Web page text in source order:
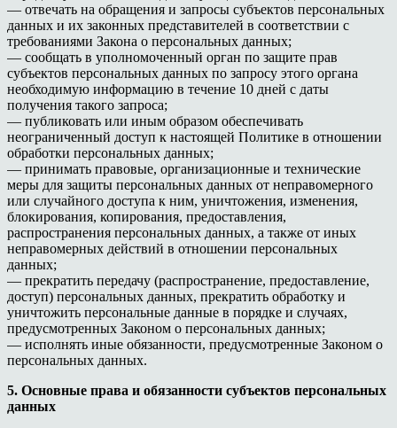
— отвечать на обращения и запросы субъектов персональных
данных и их законных представителей в соответствии с
требованиями Закона о персональных данных;
— сообщать в уполномоченный орган по защите прав
субъектов персональных данных по запросу этого органа
необходимую информацию в течение 10 дней с даты
получения такого запроса;
— публиковать или иным образом обеспечивать
неограниченный доступ к настоящей Политике в отношении
обработки персональных данных;
— принимать правовые, организационные и технические
меры для защиты персональных данных от неправомерного
или случайного доступа к ним, уничтожения, изменения,
блокирования, копирования, предоставления,
распространения персональных данных, а также от иных
неправомерных действий в отношении персональных
данных;
— прекратить передачу (распространение, предоставление,
доступ) персональных данных, прекратить обработку и
уничтожить персональные данные в порядке и случаях,
предусмотренных Законом о персональных данных;
— исполнять иные обязанности, предусмотренные Законом о
персональных данных.
5. Основные права и обязанности субъектов персональных
данных